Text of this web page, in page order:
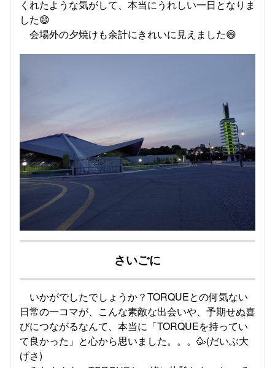
くれたような気がして、本当にうれしい一日となりま
した😄
会場外の夕焼けも余計にきれいに見えました😄
さいごに
いかがでしたでしょうか？TORQUEとの何気ない
日常の一コマが、こんな素敵な出会いや、予期せぬ喜
びにつながるなんて、本当に「TORQUEを持ってい
て良かった」と心から思いました。。。🥳(だいぶ大
げさ)